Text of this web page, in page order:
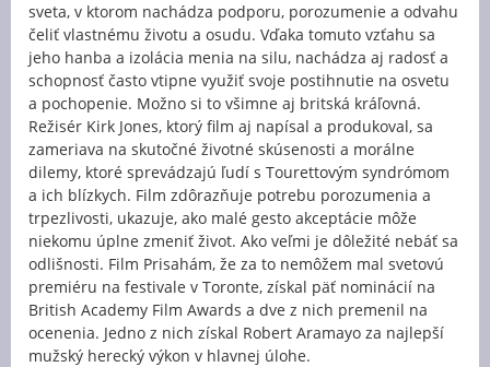
sveta, v ktorom nachádza podporu, porozumenie a odvahu
čeliť vlastnému životu a osudu. Vďaka tomuto vzťahu sa
jeho hanba a izolácia menia na silu, nachádza aj radosť a
schopnosť často vtipne využiť svoje postihnutie na osvetu
a pochopenie. Možno si to všimne aj britská kráľovná.
Režisér Kirk Jones, ktorý film aj napísal a produkoval, sa
zameriava na skutočné životné skúsenosti a morálne
dilemy, ktoré sprevádzajú ľudí s Tourettovým syndrómom
a ich blízkych. Film zdôrazňuje potrebu porozumenia a
trpezlivosti, ukazuje, ako malé gesto akceptácie môže
niekomu úplne zmeniť život. Ako veľmi je dôležité nebáť sa
odlišnosti. Film Prisahám, že za to nemôžem mal svetovú
premiéru na festivale v Toronte, získal päť nominácií na
British Academy Film Awards a dve z nich premenil na
ocenenia. Jedno z nich získal Robert Aramayo za najlepší
mužský herecký výkon v hlavnej úlohe.